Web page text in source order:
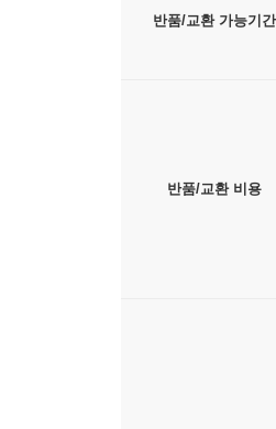
반품/교환 가능기간
반품/교환 비용